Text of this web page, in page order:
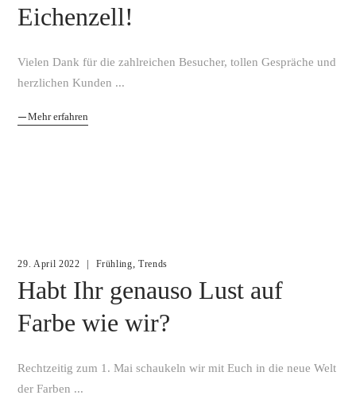
Eichenzell!
Vielen Dank für die zahlreichen Besucher, tollen Gespräche und
herzlichen Kunden
Mehr erfahren
29. April 2022 Frühling,Trends
Habt Ihr genauso Lust auf
Farbe wie wir?
Rechtzeitig zum 1. Mai schaukeln wir mit Euch in die neue Welt
der Farben